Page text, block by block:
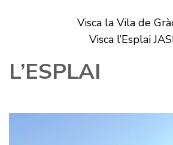
Visca la Vila de
Visca l’Esplai
L’ESPLAI